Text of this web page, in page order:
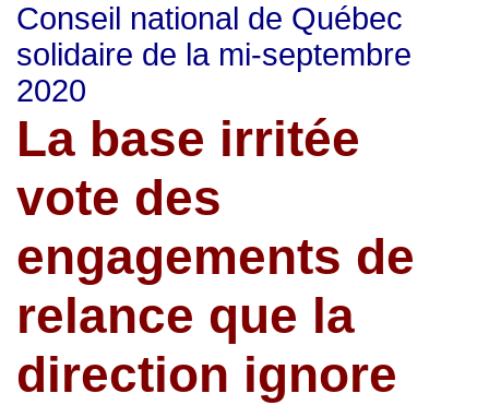
Conseil national de Québec
solidaire de la mi-septembre
2020
La base irritée
vote des
engagements de
relance que la
direction ignore